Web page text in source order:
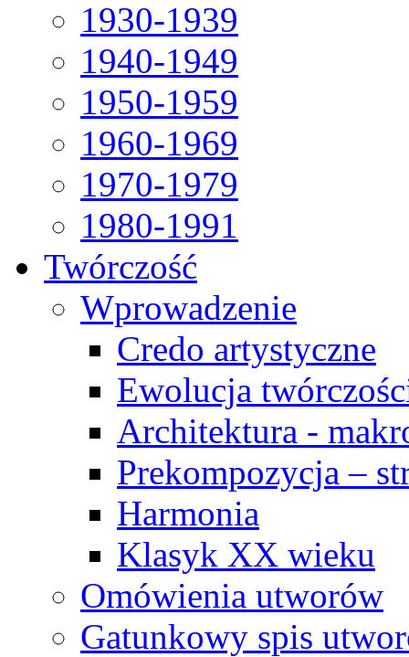
1930-1939
1940-1949
1950-1959
1960-1969
1970-1979
1980-1991
Twórczość
Wprowadzenie
Credo artystyczne
Ewolucja
Architektura -
Prekompozycja –
Harmonia
Klasyk XX wieku
Omówienia utworów
Gatunkowy spis